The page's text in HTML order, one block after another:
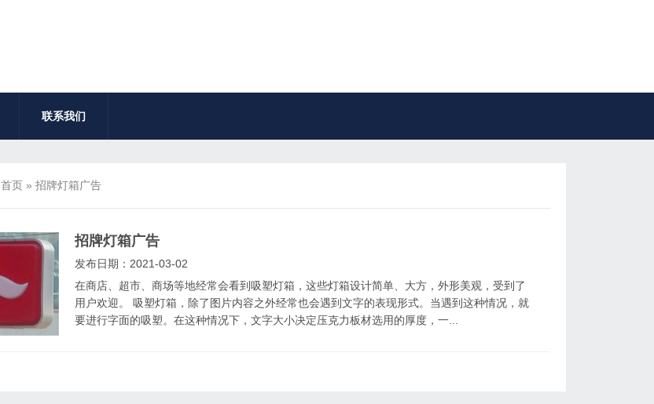
联系我们
首页 » 招牌灯箱广告
招牌灯箱广告
发布日期：2021-03-02
在商店、超市、商场等地经常会看到吸塑灯箱，这些灯箱设计简单、大方，外形美观，受到了
用户欢迎。 吸塑灯箱，除了图片内容之外经常也会遇到文字的表现形式。当遇到这种情况，就
要进行字面的吸塑。在这种情况下，文字大小决定压克力板材选用的厚度，一...